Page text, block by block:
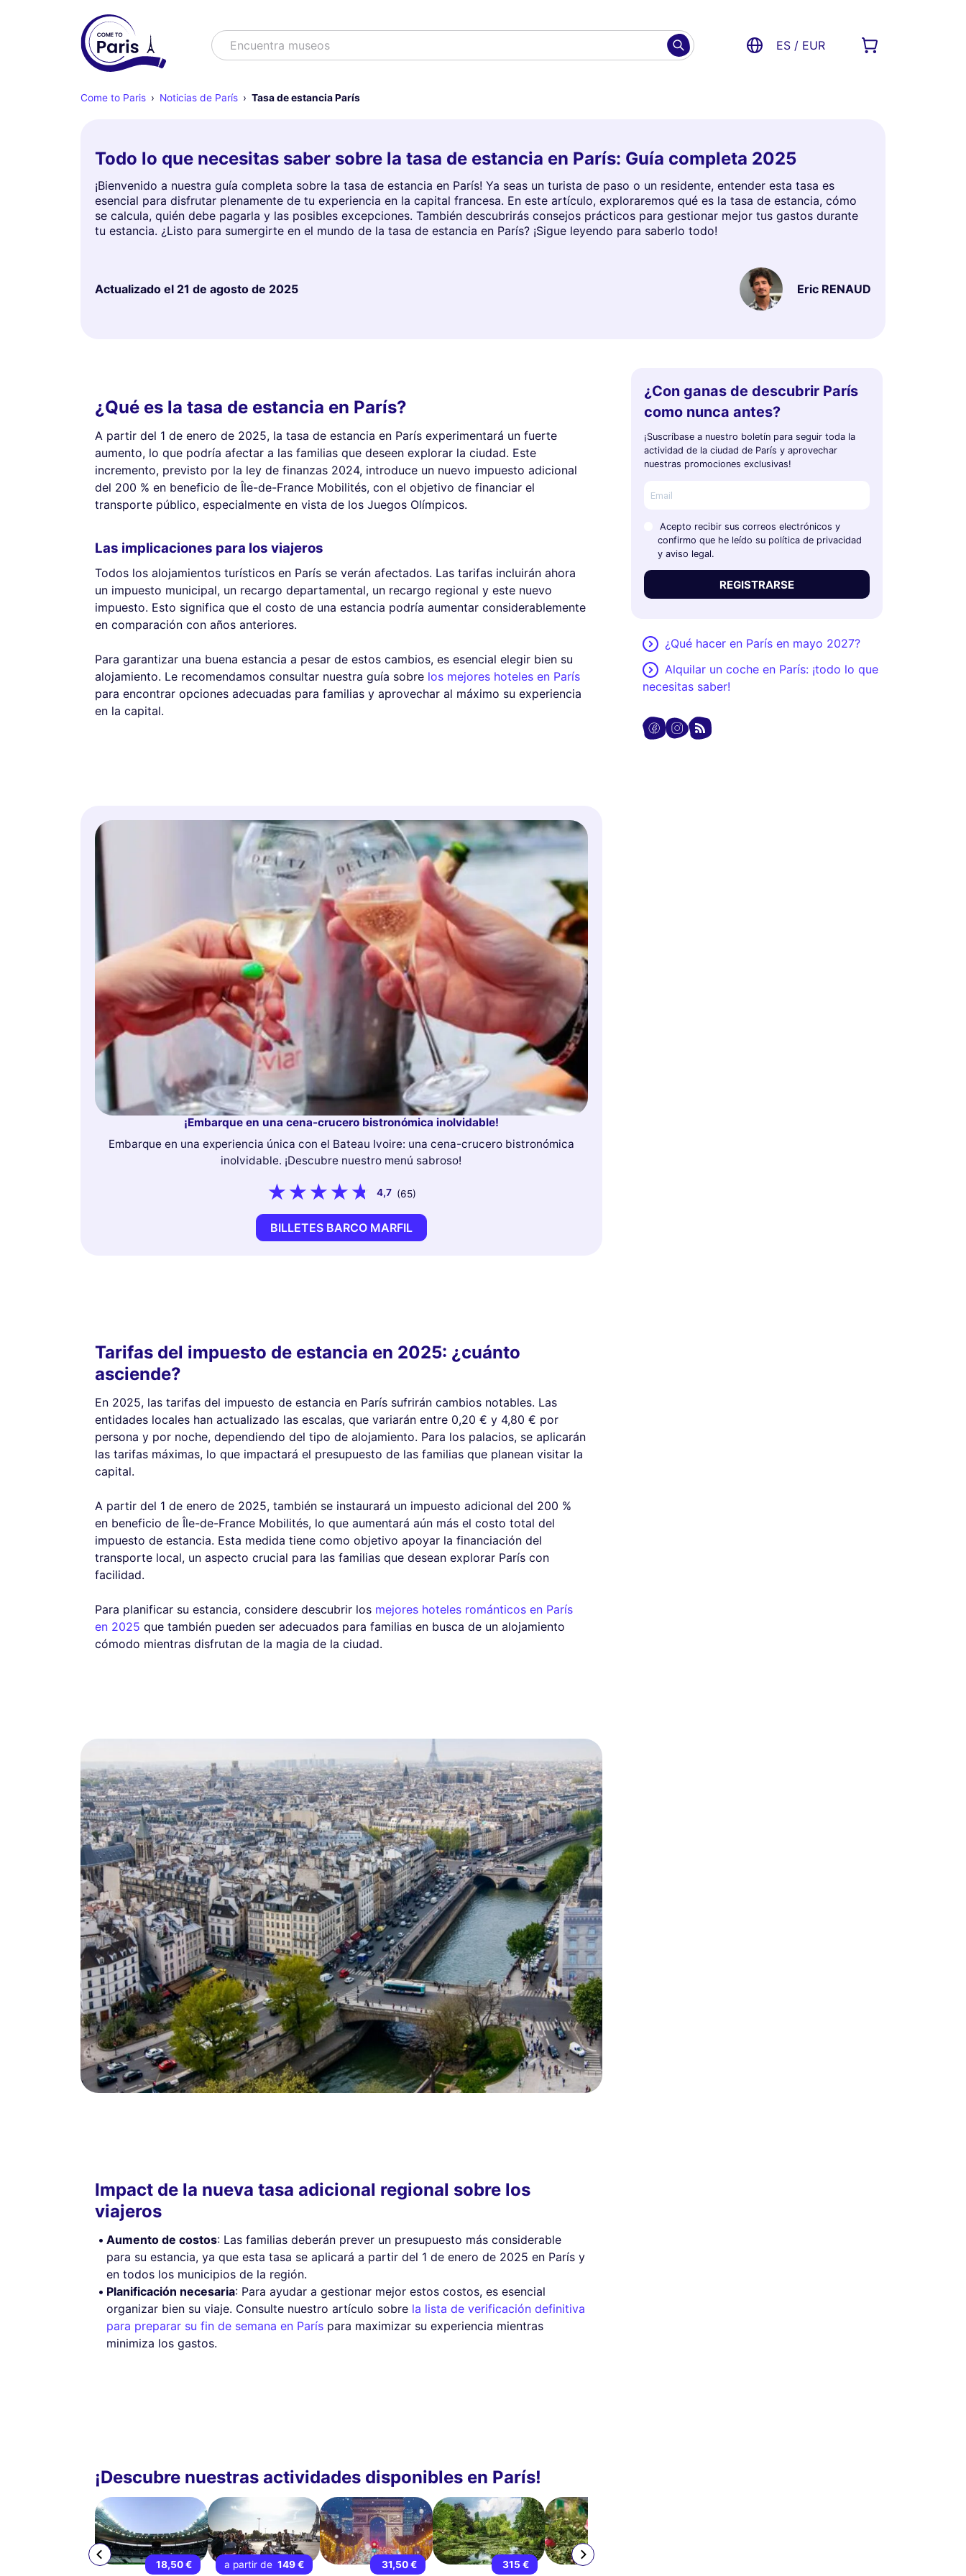
BuscarEncuentra museos ES / EUR
Come to Paris Noticias de París Tasa de estancia París
Todo lo que necesitas saber sobre la tasa de estancia en París: Guía completa 2025
¡Bienvenido a nuestra guía completa sobre la tasa de estancia en París! Ya seas un turista de paso o un residente, entender esta tasa es
esencial para disfrutar plenamente de tu experiencia en la capital francesa. En este artículo, exploraremos qué es la tasa de estancia, cómo
se calcula, quién debe pagarla y las posibles excepciones. También descubrirás consejos prácticos para gestionar mejor tus gastos durante
tu estancia. ¿Listo para sumergirte en el mundo de la tasa de estancia en París? ¡Sigue leyendo para saberlo todo!
Actualizado el 21 de agosto de 2025 Eric RENAUD
¿Qué es la tasa de estancia en París?
A partir del 1 de enero de 2025, la tasa de estancia en París experimentará un fuerte
aumento, lo que podría afectar a las familias que deseen explorar la ciudad. Este
incremento, previsto por la ley de finanzas 2024, introduce un nuevo impuesto adicional
del 200 % en beneficio de Île-de-France Mobilités, con el objetivo de financiar el
transporte público, especialmente en vista de los Juegos Olímpicos.
Las implicaciones para los viajeros
Todos los alojamientos turísticos en París se verán afectados. Las tarifas incluirán ahora
un impuesto municipal, un recargo departamental, un recargo regional y este nuevo
impuesto. Esto significa que el costo de una estancia podría aumentar considerablemente
en comparación con años anteriores.
Para garantizar una buena estancia a pesar de estos cambios, es esencial elegir bien su
alojamiento. Le recomendamos consultar nuestra guía sobre los mejores hoteles en París
para encontrar opciones adecuadas para familias y aprovechar al máximo su experiencia
en la capital.
¡Embarque en una cena-crucero bistronómica inolvidable!
Embarque en una experiencia única con el Bateau Ivoire: una cena-crucero bistronómica
inolvidable. ¡Descubre nuestro menú sabroso!
4,7 (65)
BILLETES BARCO MARFIL
Tarifas del impuesto de estancia en 2025: ¿cuánto
asciende?
En 2025, las tarifas del impuesto de estancia en París sufrirán cambios notables. Las
entidades locales han actualizado las escalas, que variarán entre 0,20 € y 4,80 € por
persona y por noche, dependiendo del tipo de alojamiento. Para los palacios, se aplicarán
las tarifas máximas, lo que impactará el presupuesto de las familias que planean visitar la
capital.
A partir del 1 de enero de 2025, también se instaurará un impuesto adicional del 200 %
en beneficio de Île-de-France Mobilités, lo que aumentará aún más el costo total del
impuesto de estancia. Esta medida tiene como objetivo apoyar la financiación del
transporte local, un aspecto crucial para las familias que desean explorar París con
facilidad.
Para planificar su estancia, considere descubrir los mejores hoteles románticos en París
en 2025 que también pueden ser adecuados para familias en busca de un alojamiento
cómodo mientras disfrutan de la magia de la ciudad.
Impact de la nueva tasa adicional regional sobre los
viajeros
Aumento de costos: Las familias deberán prever un presupuesto más considerable
para su estancia, ya que esta tasa se aplicará a partir del 1 de enero de 2025 en París y
en todos los municipios de la región.
Planificación necesaria: Para ayudar a gestionar mejor estos costos, es esencial
organizar bien su viaje. Consulte nuestro artículo sobre la lista de verificación definitiva
para preparar su fin de semana en París para maximizar su experiencia mientras
minimiza los gastos.
¡Descubre nuestras actividades disponibles en París!
18,50 € a partir de 149 € 31,50 € 315 €
¿Con ganas de descubrir París
como nunca antes?
¡Suscríbase a nuestro boletín para seguir toda la
actividad de la ciudad de París y aprovechar
nuestras promociones exclusivas!
Acepto recibir sus correos electrónicos y
confirmo que he leído su política de privacidad
y aviso legal.
REGISTRARSE
¿Qué hacer en París en mayo 2027?
Alquilar un coche en París: ¡todo lo que
necesitas saber!